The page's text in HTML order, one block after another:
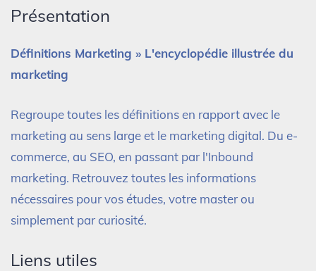
Présentation
Définitions Marketing » L'encyclopédie illustrée du
marketing
Regroupe toutes les définitions en rapport avec le
marketing au sens large et le marketing digital. Du e-
commerce, au SEO, en passant par l'Inbound
marketing. Retrouvez toutes les informations
nécessaires pour vos études, votre master ou
simplement par curiosité.
Liens utiles